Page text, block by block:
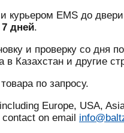
курьером EMS до
дней.
и проверку со дня
в Казахстан и другие
по запросу.
Europe, USA,
on email